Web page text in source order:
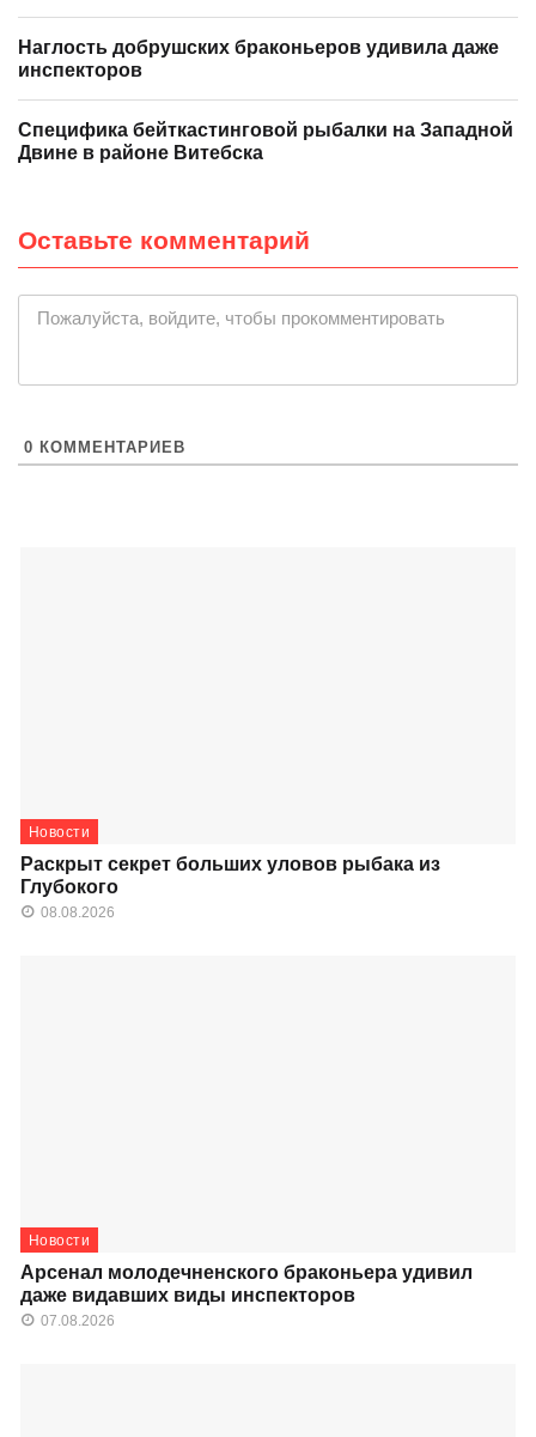
Наглость добрушских браконьеров удивила даже
инспекторов
Специфика бейткастинговой рыбалки на Западной
Двине в районе Витебска
Оставьте комментарий
Пожалуйста, войдите, чтобы прокомментировать
0 КОММЕНТАРИЕВ
Новости
Раскрыт секрет больших уловов рыбака из
Глубокого
08.08.2026
Новости
Арсенал молодечненского браконьера удивил
даже видавших виды инспекторов
07.08.2026